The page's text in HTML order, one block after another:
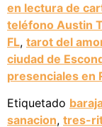
en lectura de
teléfono Austin
FL, tarot del
ciudad de
presenciales en
Etiquetado
sanacion, tres-